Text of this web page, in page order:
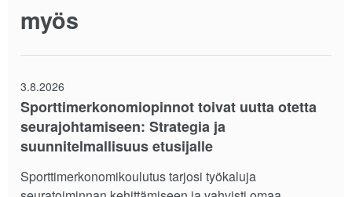
myös
3.8.2026
Sporttimerkonomiopinnot toivat uutta otetta
seurajohtamiseen: Strategia ja
suunnitelmallisuus etusijalle
Sporttimerkonomikoulutus tarjosi työkaluja